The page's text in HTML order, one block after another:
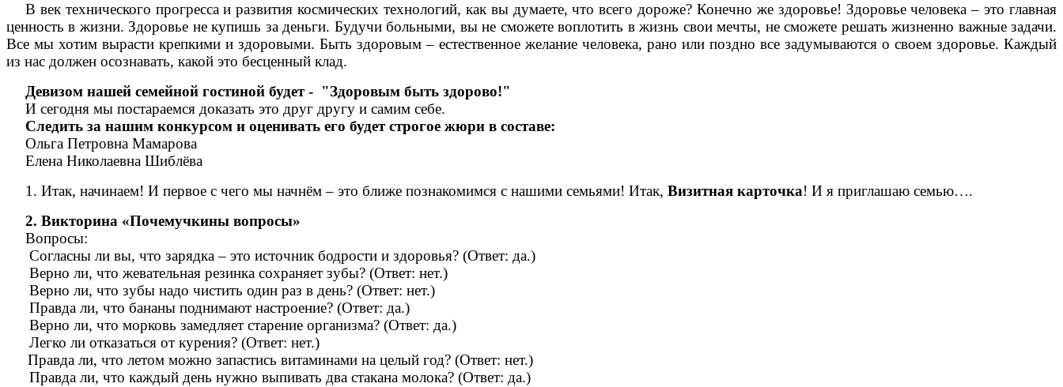
В век технического прогресса и развития космических технологий, как вы думаете, что всего дороже? Конечно же здоровье! Здоровье человека – это главная
ценность в жизни. Здоровье не купишь за деньги. Будучи больными, вы не сможете воплотить в жизнь свои мечты, не сможете решать жизненно важные задачи.
Все мы хотим вырасти крепкими и здоровыми. Быть здоровым – естественное желание человека, рано или поздно все задумываются о своем здоровье. Каждый
из нас должен осознавать, какой это бесценный клад.
Девизом нашей семейной гостиной будет - "Здоровым быть здорово!"
И сегодня мы постараемся доказать это друг другу и самим себе.
Следить за нашим конкурсом и оценивать его будет строгое жюри в составе:
Ольга Петровна Мамарова
Елена Николаевна Шиблёва
1. Итак, начинаем! И первое с чего мы начнём – это ближе познакомимся с нашими семьями! Итак, Визитная карточка! И я приглашаю семью….
2. Викторина «Почемучкины вопросы»
Вопросы:
Согласны ли вы, что зарядка – это источник бодрости и здоровья? (Ответ: да.)
Верно ли, что жевательная резинка сохраняет зубы? (Ответ: нет.)
Верно ли, что зубы надо чистить один раз в день? (Ответ: нет.)
Правда ли, что бананы поднимают настроение? (Ответ: да.)
Верно ли, что морковь замедляет старение организма? (Ответ: да.)
Легко ли отказаться от курения? (Ответ: нет.)
Правда ли, что летом можно запастись витаминами на целый год? (Ответ: нет.)
Правда ли, что каждый день нужно выпивать два стакана молока? (Ответ: да.)